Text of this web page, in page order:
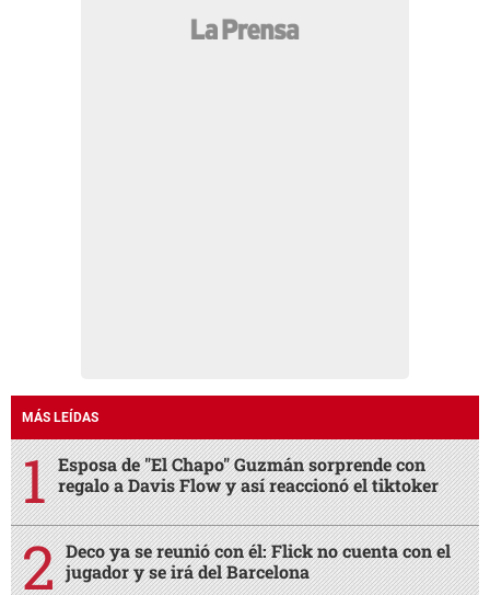
MÁS LEÍDAS
Esposa de "El Chapo" Guzmán sorprende con
regalo a Davis Flow y así reaccionó el tiktoker
Deco ya se reunió con él: Flick no cuenta con el
jugador y se irá del Barcelona